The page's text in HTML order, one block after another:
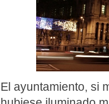
El ayuntamiento, si